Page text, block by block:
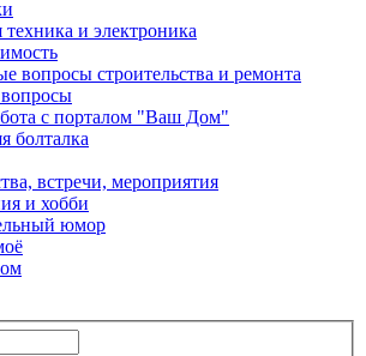
техника и электроника
вопросы строительства и ремонта
с порталом "Ваш Дом"
болталка
встречи, мероприятия
и хобби
юмор